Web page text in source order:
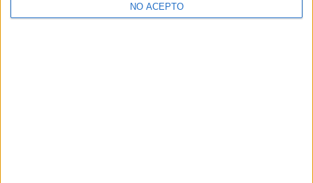
NO ACEPTO